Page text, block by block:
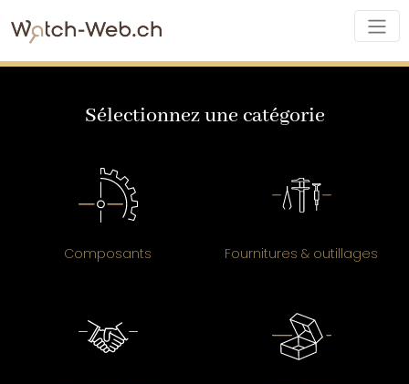
Sélectionnez une catégorie
Composants Fournitures & outillages